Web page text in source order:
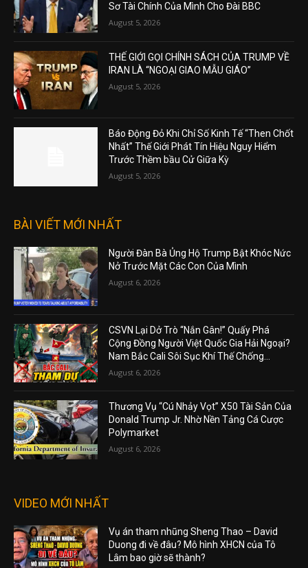
Sơ Tài Chính Của Mình Cho Đài BBC
August 5, 2026
THẾ GIỚI GỌI CHÍNH SÁCH CỦA TRUMP VỀ
IRAN LÀ “NGOẠI GIAO MẪU GIÁO”
August 5, 2026
Báo Động Đỏ Khi Chỉ Số Kinh Tế “Then Chốt
Nhất” Thế Giới Phát Tín Hiệu Nguy Hiểm
Trước Thềm bầu Cử Giữa Kỳ
August 5, 2026
BÀI VIẾT MỚI NHẤT
Người Đàn Bà Ủng Hộ Trump Bật Khóc Nức
Nở Trước Mặt Các Con Của Mình
August 6, 2026
CSVN Lại Dở Trò “Nắn Gân!” Quấy Phá
Cộng Đồng Người Việt Quốc Gia Hải Ngoại?
Nam Bắc Cali Sôi Sục Khí Thế Chống...
August 6, 2026
Thương Vụ “Cú Nhảy Vọt” X50 Tài Sản Của
Donald Trump Jr. Nhờ Nền Tảng Cá Cược
Polymarket
August 6, 2026
VIDEO MỚI NHẤT
Vụ án tham nhũng Sheng Thao – David
Duong đi về đâu? Mô hình XHCN của Tô
Lâm bao giờ sẽ thành?